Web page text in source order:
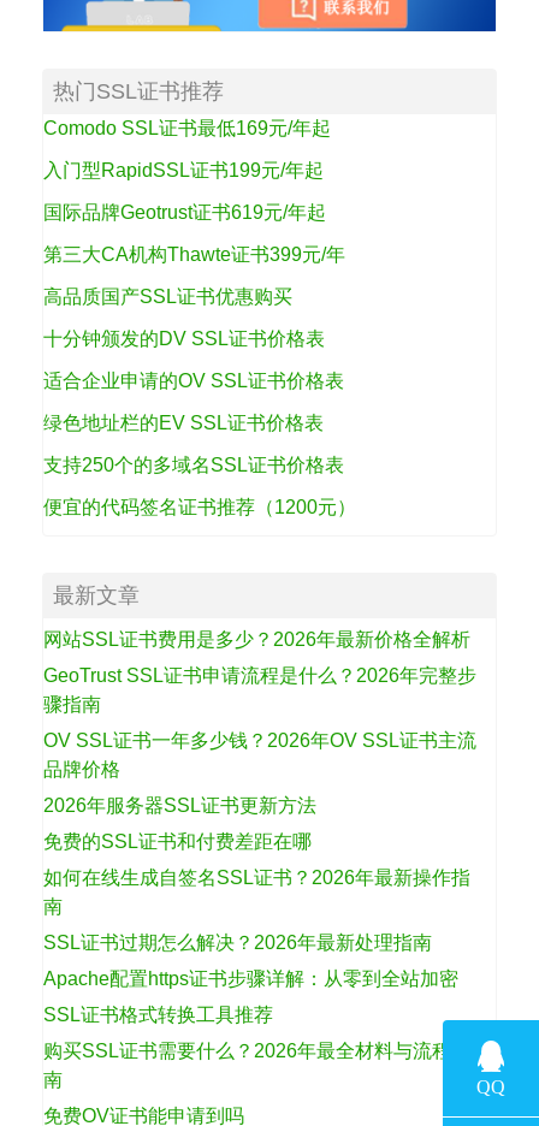
热门SSL证书推荐
Comodo SSL证书最低169元/年起
入门型RapidSSL证书199元/年起
国际品牌Geotrust证书619元/年起
第三大CA机构Thawte证书399元/年
高品质国产SSL证书优惠购买
十分钟颁发的DV SSL证书价格表
适合企业申请的OV SSL证书价格表
绿色地址栏的EV SSL证书价格表
支持250个的多域名SSL证书价格表
便宜的代码签名证书推荐（1200元）
最新文章
网站SSL证书费用是多少？2026年最新价格全解析
GeoTrust SSL证书申请流程是什么？2026年完整步
骤指南
OV SSL证书一年多少钱？2026年OV SSL证书主流
品牌价格
2026年服务器SSL证书更新方法
免费的SSL证书和付费差距在哪
如何在线生成自签名SSL证书？2026年最新操作指
南
SSL证书过期怎么解决？2026年最新处理指南
Apache配置https证书步骤详解：从零到全站加密
SSL证书格式转换工具推荐
购买SSL证书需要什么？2026年最全材料与流程指
南
免费OV证书能申请到吗